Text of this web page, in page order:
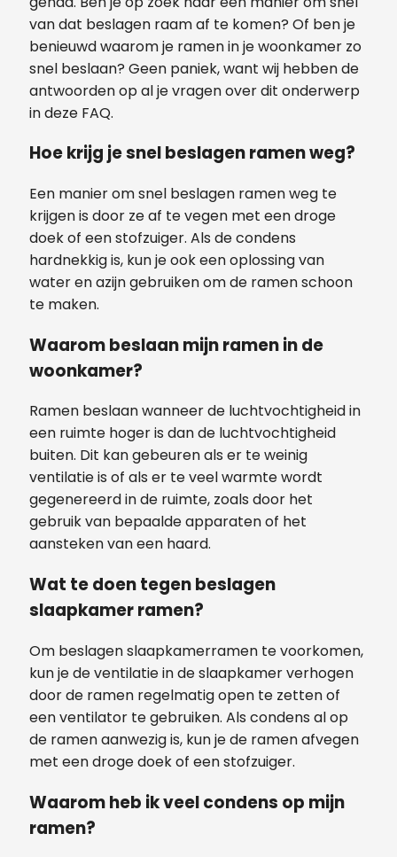
van dat beslagen raam af te komen? Of ben je
benieuwd waarom je ramen in je woonkamer zo
snel beslaan? Geen paniek, want wij hebben de
antwoorden op al je vragen over dit onderwerp
in deze FAQ.
Hoe krijg je snel beslagen ramen weg?
Een manier om snel beslagen ramen weg te
krijgen is door ze af te vegen met een droge
doek of een stofzuiger. Als de condens
hardnekkig is, kun je ook een oplossing van
water en azijn gebruiken om de ramen schoon
te maken.
Waarom beslaan mijn ramen in de
woonkamer?
Ramen beslaan wanneer de luchtvochtigheid in
een ruimte hoger is dan de luchtvochtigheid
buiten. Dit kan gebeuren als er te weinig
ventilatie is of als er te veel warmte wordt
gegenereerd in de ruimte, zoals door het
gebruik van bepaalde apparaten of het
aansteken van een haard.
Wat te doen tegen beslagen
slaapkamer ramen?
Om beslagen slaapkamerramen te voorkomen,
kun je de ventilatie in de slaapkamer verhogen
door de ramen regelmatig open te zetten of
een ventilator te gebruiken. Als condens al op
de ramen aanwezig is, kun je de ramen afvegen
met een droge doek of een stofzuiger.
Waarom heb ik veel condens op mijn
ramen?